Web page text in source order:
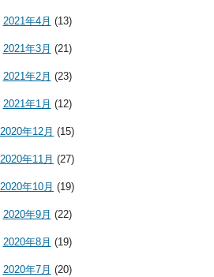
2021年4月 (13)
2021年3月 (21)
2021年2月 (23)
2021年1月 (12)
2020年12月 (15)
2020年11月 (27)
2020年10月 (19)
2020年9月 (22)
2020年8月 (19)
2020年7月 (20)